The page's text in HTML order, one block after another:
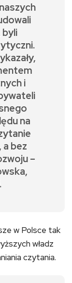
i
na
a bez
–
w Polsce tak
władz
czytania.